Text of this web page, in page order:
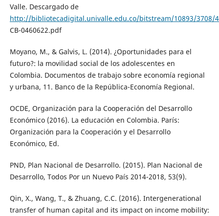
Valle. Descargado de
http://bibliotecadigital.univalle.edu.co/bitstream/10893/3708/
CB-0460622.pdf
Moyano, M., & Galvis, L. (2014). ¿Oportunidades para el
futuro?: la movilidad social de los adolescentes en
Colombia. Documentos de trabajo sobre economía regional
y urbana, 11. Banco de la República-Economía Regional.
OCDE, Organización para la Cooperación del Desarrollo
Económico (2016). La educación en Colombia. París:
Organización para la Cooperación y el Desarrollo
Económico, Ed.
PND, Plan Nacional de Desarrollo. (2015). Plan Nacional de
Desarrollo, Todos Por un Nuevo País 2014-2018, 53(9).
Qin, X., Wang, T., & Zhuang, C.C. (2016). Intergenerational
transfer of human capital and its impact on income mobility: